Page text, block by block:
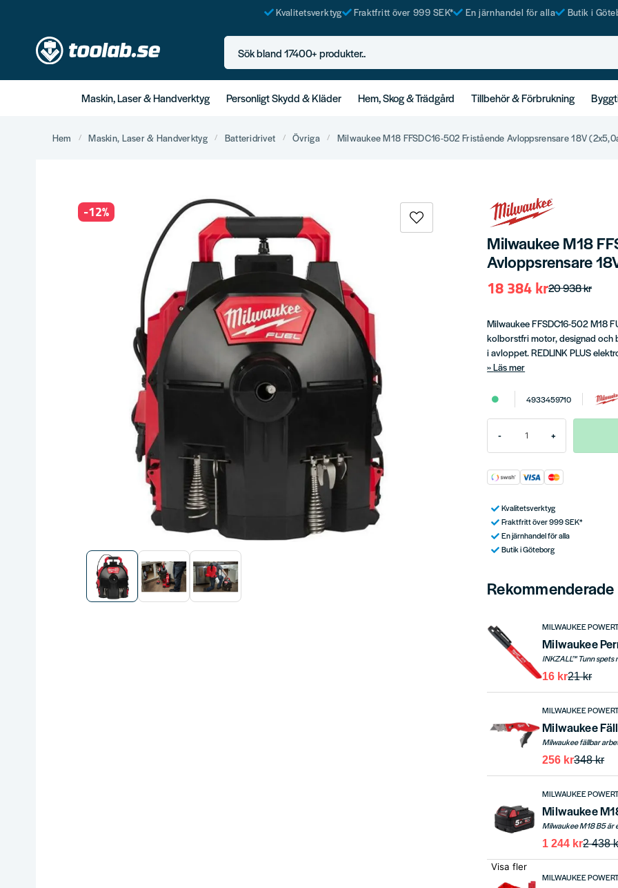
Kvalitetsverktyg Fraktfritt över 999 SEK* En järnhandel för alla Butik i
Sök bland 17400+ produkter..
Maskin, Laser & Handverktyg Personligt Skydd & Kläder Hem, Skog & Trädgård Tillbehör & Förbrukning
Hem Maskin, Laser & Handverktyg Batteridrivet Övriga Milwaukee M18 FFSDC16-502 Fristående Avloppsrensare 18V
-12%
Milwaukee M18
Avloppsrensare
20 938 kr
18 384 kr
Milwaukee FFSDC16-502 M18
kolborstfri motor, designad och
i avloppet. REDLINK PLUS
Läs mer
4933459710
- +
Kvalitetsverktyg
Fraktfritt över 999 SEK*
En järnhandel för alla
Butik i Göteborg
MILWAUKEE
Milwaukee
21 kr
16 kr
MILWAUKEE
Milwaukee
348 kr
256 kr
MILWAUKEE
Milwaukee
2 438
1 244 kr
MILWAUKEE
Visa fler